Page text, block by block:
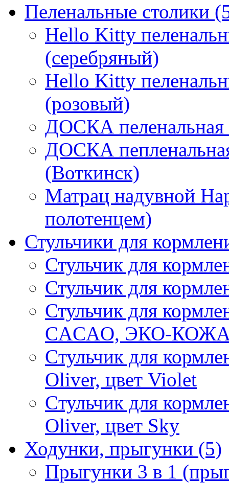
Пеленальные столики
Hello Kitty
(серебряный)
Hello Kitty
(розовый)
ДОСКА пеленальная
ДОСКА
(Воткинск)
Матрац надувной
полотенцем)
Стульчики для
Стульчик для
Стульчик для
Стульчик для
CACAO, ЭКО-КОЖА,
Cтульчик для
Oliver, цвет Violet
Cтульчик для
Oliver, цвет Sky
Ходунки, прыгунки (5)
Прыгунки 3 в 1